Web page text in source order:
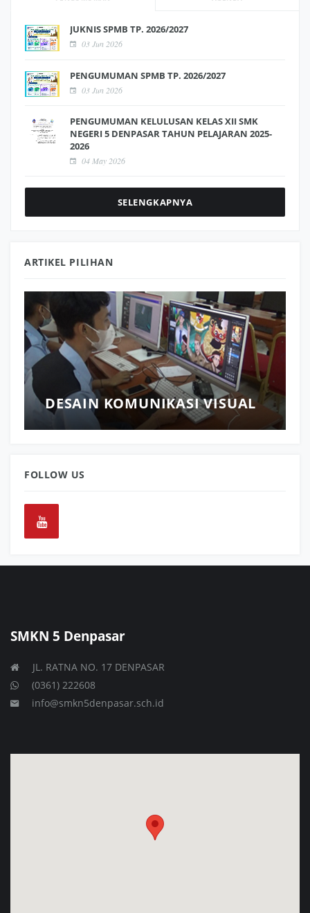
JUKNIS SPMB TP. 2026/2027
03 Jun 2026
PENGUMUMAN SPMB TP. 2026/2027
03 Jun 2026
PENGUMUMAN KELULUSAN KELAS XII SMK
NEGERI 5 DENPASAR TAHUN PELAJARAN 2025-
2026
04 May 2026
SELENGKAPNYA
ARTIKEL PILIHAN
DESAIN KOMUNIKASI VISUAL
FOLLOW US
SMKN 5 Denpasar
JL. RATNA NO. 17 DENPASAR
(0361) 222608
info@smkn5denpasar.sch.id